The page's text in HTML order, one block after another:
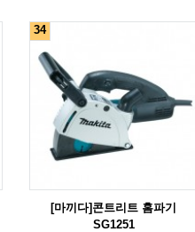
34
[마끼다]콘트리트 홈파기
SG1251